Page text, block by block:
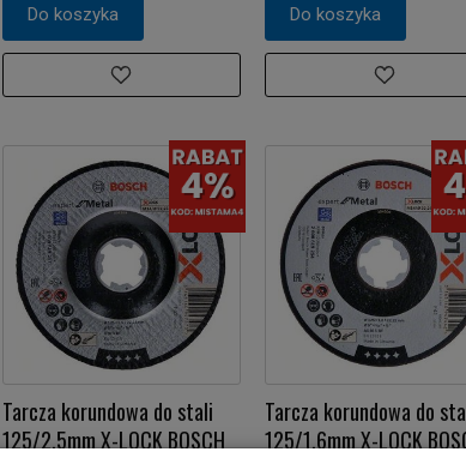
Do koszyka Do koszyka
Tarcza korundowa do stali
125/2,5mm X-LOCK BOSCH
Tarcza korundowa do
125/1,6mm X-LOCK